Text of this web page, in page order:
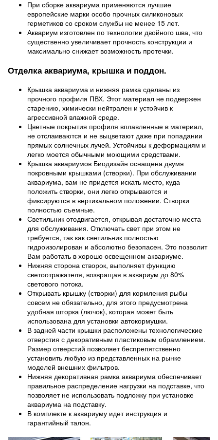
При сборке аквариума применяются лучшие
европейские марки особо прочных силиконовых
герметиков со сроком службы не менее 15 лет.
Аквариум изготовлен по технологии двойного шва, что
существенно увеличивает прочность конструкции и
максимально снижает возможность протечки.
Отделка аквариума, крышка и поддон.
Крышка аквариума и нижняя рамка сделаны из
прочного профиля ПВХ. Этот материал не подвержен
старению, химически нейтрален и устойчив к
агрессивной влажной среде.
Цветные покрытия профиля вплавленные в материал,
не отслаиваются и не выцветают даже при попадании
прямых солнечных лучей. Устойчивы к деформациям и
легко моется обычными моющими средствами.
Крышка аквариумов Биодизайн оснащена двумя
покровными крышками (створки). При обслуживании
аквариума, вам не придется искать место, куда
положить створки, они легко открываются и
фиксируются в вертикальном положении. Створки
полностью съемные.
Светильник отодвигается, открывая достаточно места
для обслуживания. Отключать свет при этом не
требуется, так как светильник полностью
гидроизолирован и абсолютно безопасен. Это позволит
Вам работать в хорошо освещенном аквариуме.
Нижняя сторона створок, выполняет функцию
светоотражателя, возвращая в аквариум до 80%
светового потока.
Открывать крышку (створки) для кормления рыбы
совсем не обязательно, для этого предусмотрена
удобная шторка (лючок), которая может быть
использована для установки автокормушки.
В задней части крышки расположены технологические
отверстия с декоративным пластиковым обрамлением.
Размер отверстий позволяет беспрепятственно
установить любую из представленных на рынке
моделей внешних фильтров.
Нижняя декоративная рамка аквариума обеспечивает
правильное распределение нагрузки на подставке, что
позволяет не использовать подложку при установке
аквариума на подставку.
В комплекте к аквариуму идет инструкция и
гарантийный талон.